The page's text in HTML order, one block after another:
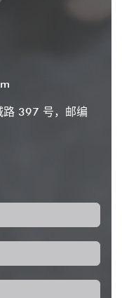
路 397 号，邮编